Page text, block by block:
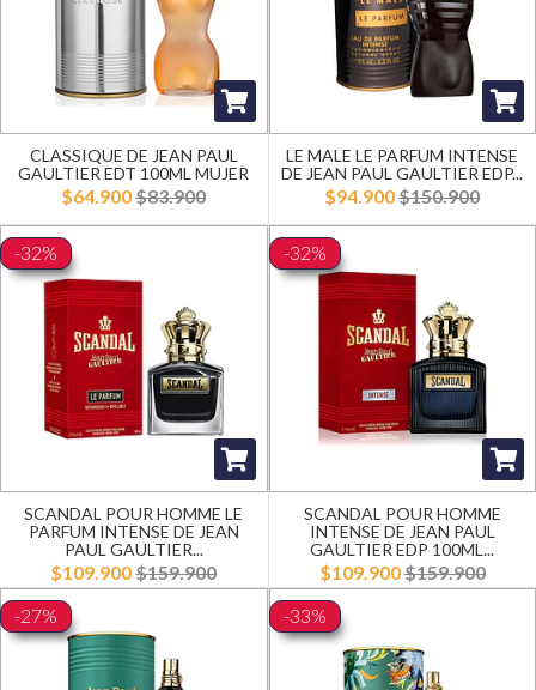
CLASSIQUE DE JEAN PAUL
GAULTIER EDT 100ML MUJER
$64.900$83.900
LE MALE LE PARFUM INTENSE
DE JEAN PAUL GAULTIER EDP...
$94.900$150.900
-32%
SCANDAL POUR HOMME LE
PARFUM INTENSE DE JEAN
PAUL GAULTIER...
$109.900$159.900
-32%
SCANDAL POUR HOMME
INTENSE DE JEAN PAUL
GAULTIER EDP 100ML...
$109.900$159.900
-27%
-33%